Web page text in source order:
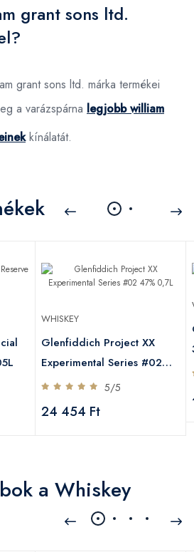
grant sons ltd.
grant sons ltd. márka termékei
a varázspárna legjobb william
kínálatát.
WHISKEY
Glenfiddich Project XX
Experimental Series #02
47% 0,7L
5/5
24 454 Ft
a Whiskey